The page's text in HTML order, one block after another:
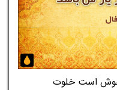
حافظ: خوش است خلوت